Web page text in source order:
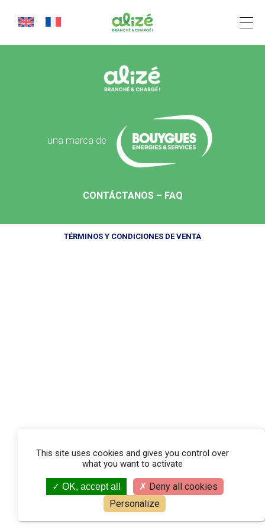
una marca de
CONTÁCTANOS – FAQ
TÉRMINOS Y CONDICIONES DE VENTA
This site uses cookies and gives you control over
what you want to activate
OK, accept all
Deny all cookies
Personalize